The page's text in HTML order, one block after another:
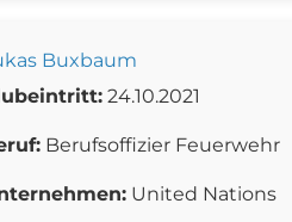
Buxbaum
24.10.2021
Berufsoffizier Feuerwehr
United Nations